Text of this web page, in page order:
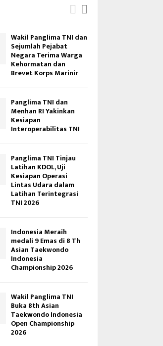
Wakil Panglima TNI dan
Sejumlah Pejabat
Negara Terima Warga
Kehormatan dan
Brevet Korps Marinir
Panglima TNI dan
Menhan RI Yakinkan
Kesiapan
Interoperabilitas TNI
Panglima TNI Tinjau
Latihan KDOL, Uji
Kesiapan Operasi
Lintas Udara dalam
Latihan Terintegrasi
TNI 2026
Indonesia Meraih
medali 9 Emas di 8 Th
Asian Taekwondo
Indonesia
Championship 2026
Wakil Panglima TNI
Buka 8th Asian
Taekwondo Indonesia
Open Championship
2026